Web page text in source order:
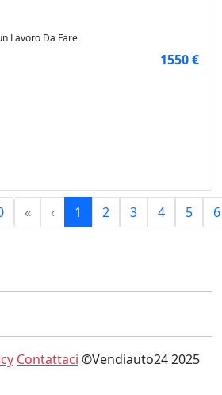
Lavoro Da Fare
1550 €
«First‹ Previous
1 2 3 4 5 6
Contattaci ©Vendiauto24 2025